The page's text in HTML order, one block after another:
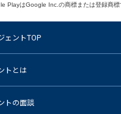
PlayはGoogle Inc.の商標または登録商標
ェントTOP
トとは
トの面談